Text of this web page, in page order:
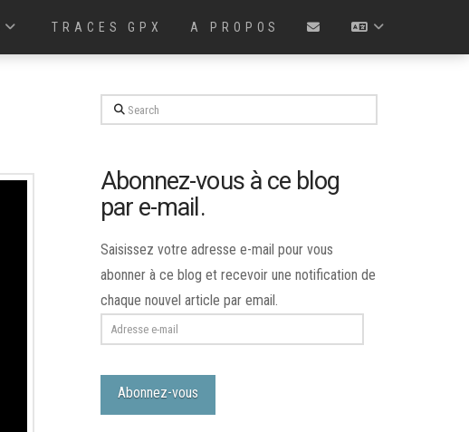
TRACES GPX A PROPOS
Search
Abonnez-vous à ce blog
par e-mail.
Saisissez votre adresse e-mail pour vous
abonner à ce blog et recevoir une notification de
chaque nouvel article par email.
Adresse
e-
mail
Abonnez-vous